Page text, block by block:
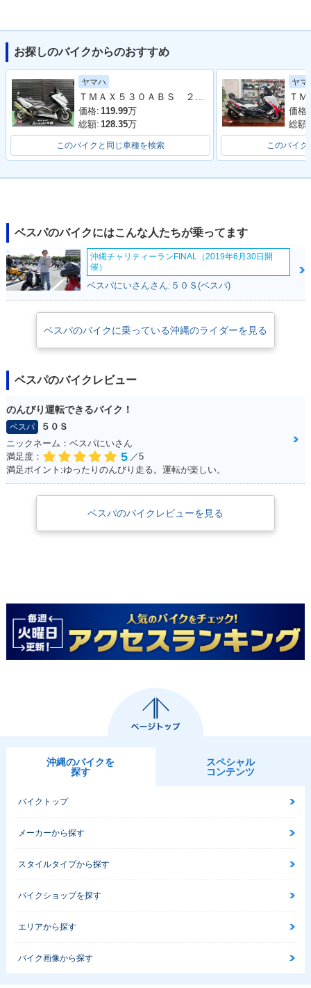
お探しのバイクからのおすすめ
ヤマハ
価格: 119.99万
総額: 128.35万
このバイクと同じ車種を検索
ヤマ
価格:
総額:
このバイク
ベスパのバイクにはこんな人たちが乗ってます
沖縄チャリティーランFINAL（2019年6月30日開
催）
ベスパにいさんさん:５０Ｓ(ベスパ)
ベスパのバイクに乗っている沖縄のライダーを見る
ベスパのバイクレビュー
のんびり運転できるバイク！
ベスパ
５０Ｓ
ニックネーム：ベスパにいさん
満足度：
5 ／5
満足ポイント:ゆったりのんびり走る。運転が楽しい。
ベスパのバイクレビューを見る
沖縄のバイクを
探す
スペシャル
コンテンツ
バイクトップ
メーカーから探す
スタイルタイプから探す
バイクショップを探す
エリアから探す
バイク画像から探す